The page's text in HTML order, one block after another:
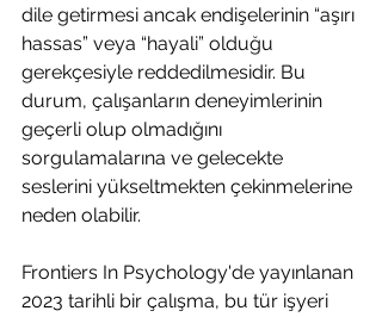
dile getirmesi ancak endişelerinin “aşırı
hassas” veya “hayali” olduğu
gerekçesiyle reddedilmesidir. Bu
durum, çalışanların deneyimlerinin
geçerli olup olmadığını
sorgulamalarına ve gelecekte
seslerini yükseltmekten çekinmelerine
neden olabilir.
Frontiers In Psychology'de yayınlanan
2023 tarihli bir çalışma, bu tür işyeri